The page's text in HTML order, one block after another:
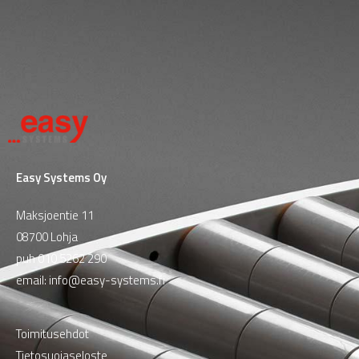
Easy Systems Oy
Maksjoentie 11
08700 Lohja
puh010 5262 290
email: info@easy-systems.fi
Toimitusehdot